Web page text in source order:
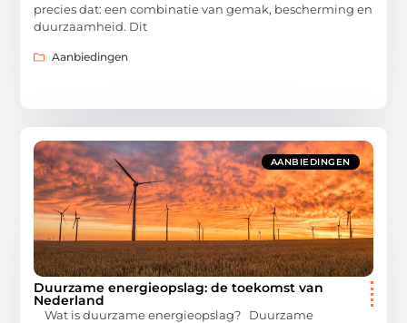
precies dat: een combinatie van gemak, bescherming en
duurzaamheid. Dit
Aanbiedingen
AANBIEDINGEN
Duurzame energieopslag: de toekomst van
Nederland
Wat is duurzame energieopslag? Duurzame